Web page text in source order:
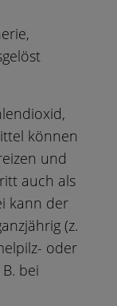
können
und
auch als
kann der
(z.
oder
bei